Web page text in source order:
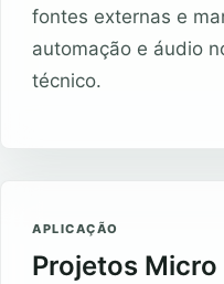
fontes externas e
automação e áudio
técnico.
APLICAÇÃO
Projetos